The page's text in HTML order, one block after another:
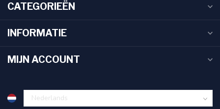
CATEGORIEËN
INFORMATIE
MIJN ACCOUNT